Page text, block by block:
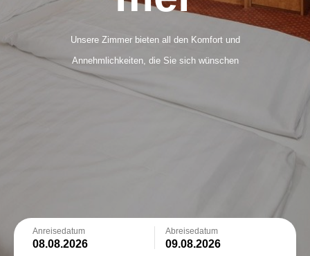
Unsere Zimmer bieten all den Komfort und
Annehmlichkeiten, die Sie sich wünschen
Anreisedatum Abreisedatum